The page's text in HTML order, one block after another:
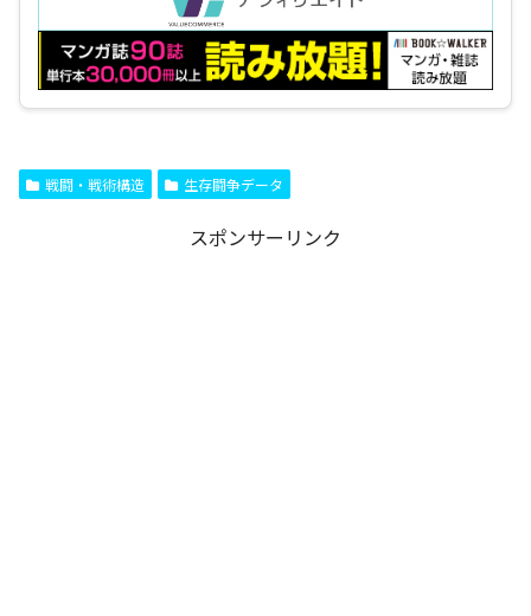
戦闘・戦術構造 生存闘争データ
スポンサーリンク